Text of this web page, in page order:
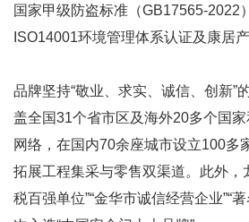
国家甲级防盗标准（GB17565-2022
ISO14001环境管理体系认证及康居产
品牌坚持“敬业、求实、诚信、创新”
盖全国31个省市区及海外20多个国
网络，在国内70余座城市设立100多
拓展工程集采与零售双渠道。此外，
税百强单位”“金华市诚信经营企业”“